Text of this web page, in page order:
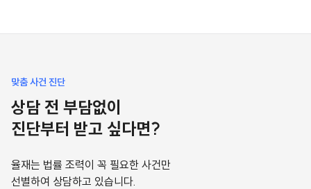
맞춤 사건 진단
상담 전 부담없이
진단부터 받고 싶다면?
율재는 법률 조력이 꼭 필요한 사건만
선별하여 상담하고 있습니다.